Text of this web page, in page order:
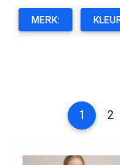
MERK:
1 2